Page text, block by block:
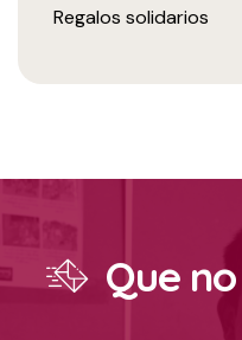
Regalos solidarios
Que